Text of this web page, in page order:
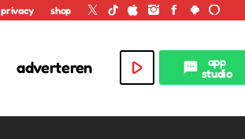
privacy shop
adverteren play_arrow textsms app
studio